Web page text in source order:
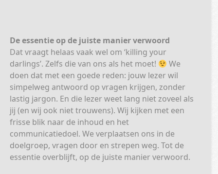
De essentie op de juiste manier verwoord
Dat vraagt helaas vaak wel om ‘killing your
darlings’. Zelfs die van ons als het moet!
We
doen dat met een goede reden: jouw lezer wil
simpelweg antwoord op vragen krijgen, zonder
lastig jargon. En die lezer weet lang niet zoveel als
jij (en wij ook niet trouwens). Wij kijken met een
frisse blik naar de inhoud en het
communicatiedoel. We verplaatsen ons in de
doelgroep, vragen door en strepen weg. Tot de
essentie overblijft, op de juiste manier verwoord.